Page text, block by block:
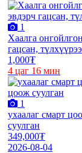
1
Хаалга
гацсан,
1,000₮
4 цаг 16 мин
1
ухаалаг смарт
суулган
349,000₮
2026-08-04